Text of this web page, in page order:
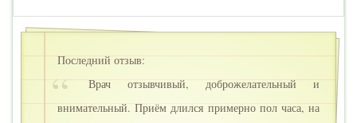
Последний отзыв:
Врач отзывчивый, доброжелательный и
внимательный. Приём длился примерно пол часа, на